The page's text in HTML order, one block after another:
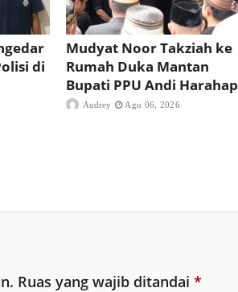
di
Mudyat Noor Takziah ke
Rumah Duka Mantan
Bupati PPU Andi Harahap
Audrey Agu 06, 2026
Ruas yang wajib ditandai *